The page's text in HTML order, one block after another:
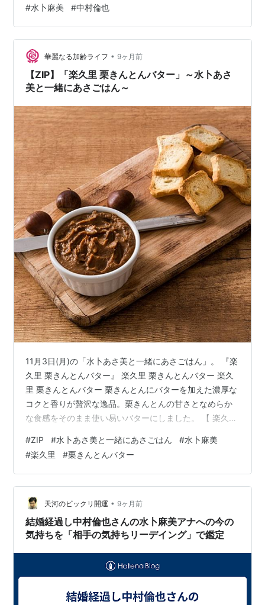
なりました。彼にぞっこんです。結婚してみて、彼が真
面目で誠実で信頼できるのが良いですね。結婚出来て幸
せです。」 ＜解説＞ 二人は前世からの縁があるため、彼
女は、彼に「カルマ的に不思議に魅力」を感じていて、
もともと、不思議に惹かれていたのです。 ※「カルマ的
に不思議に魅力を感じる」要素とは？ 人を好…
#水卜麻美 #中村倫也
華麗なる加齢ライフ • 9ヶ月前
【ZIP】「楽久里 栗きんとんバター」～水卜あさ
美と一緒にあさごはん～
11月3日(月)の「水卜あさ美と一緒にあさごはん」。 『楽
久里 栗きんとんバター』 楽久里 栗きんとんバター 楽久
里 栗きんとんバター 栗きんとんにバターを加えた濃厚な
コクと香りが贅沢な逸品。栗きんとんの甘さとなめらか
な食感をそのまま使い易いバターにしました。 【 楽久里
菓子 お菓子 スプレット 食べ物 送料無料 洋菓子 おしゃれ
岐阜 日持ち 取り寄せ 美味しい 栗きんとんジャム 天秤や
posted with カエレバ 楽天市場 Amazon Yahooショッピ
ング au PAY マーケット
#ZIP #水卜あさ美と一緒にあさごはん #水卜麻美
#楽久里 #栗きんとんバター
天河のビックリ開運 • 9ヶ月前
結婚経過し中村倫也さんの水卜麻美アナへの今の
気持ちを「相手の気持ちリーデイング」で鑑定